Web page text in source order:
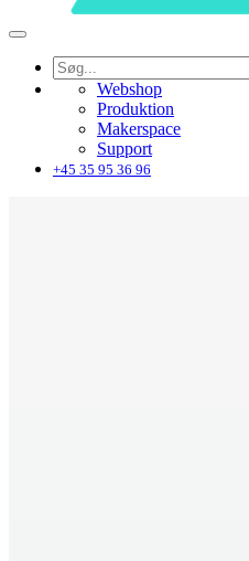
Webshop
Produktion
Makerspace
Support
+45 35 95 36 96